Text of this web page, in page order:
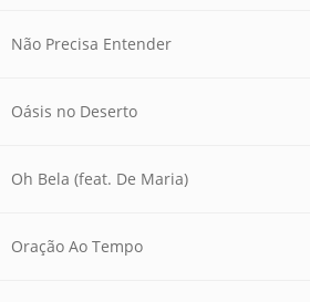
Não Precisa Entender
Oásis no Deserto
Oh Bela (feat. De Maria)
Oração Ao Tempo